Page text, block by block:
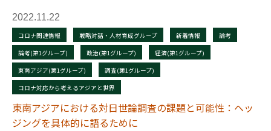
2022.11.22
コロナ関連情報 戦略対話・人材育成グループ 新着情報 論考
論考(第1グループ) 政治(第1グループ) 経済(第1グループ)
東南アジア(第1グループ) 調査(第1グループ)
コロナ対応から考えるアジアと世界
東南アジアにおける対日世論調査の課題と可能性：ヘッ
ジングを具体的に語るために